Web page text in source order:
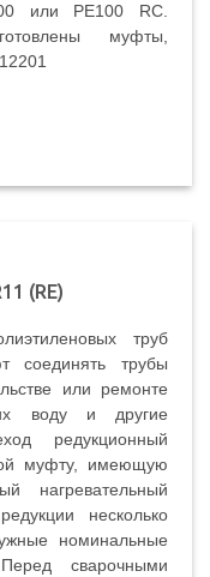
или PE100 RC.
муфты,
(RE)
труб
соединять трубы
или ремонте
воду и другие
редукционный
муфту, имеющую
нагревательный
несколько
номинальные
сварочными